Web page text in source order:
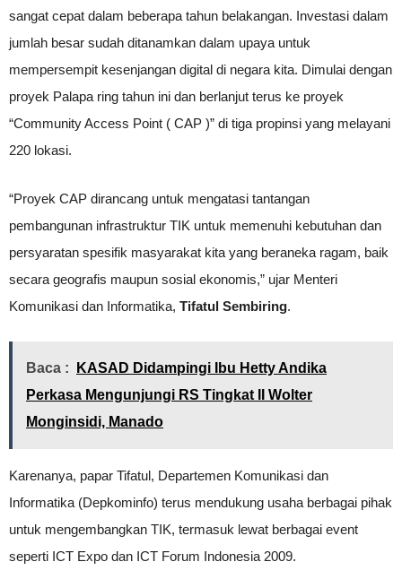
sangat cepat dalam beberapa tahun belakangan. Investasi dalam
jumlah besar sudah ditanamkan dalam upaya untuk
mempersempit kesenjangan digital di negara kita. Dimulai dengan
proyek Palapa ring tahun ini dan berlanjut terus ke proyek
“Community Access Point ( CAP )” di tiga propinsi yang melayani
220 lokasi.
“Proyek CAP dirancang untuk mengatasi tantangan
pembangunan infrastruktur TIK untuk memenuhi kebutuhan dan
persyaratan spesifik masyarakat kita yang beraneka ragam, baik
secara geografis maupun sosial ekonomis,” ujar Menteri
Komunikasi dan Informatika, Tifatul Sembiring.
Baca :
KASAD Didampingi Ibu Hetty Andika
Perkasa Mengunjungi RS Tingkat II Wolter
Monginsidi, Manado
Karenanya, papar Tifatul, Departemen Komunikasi dan
Informatika (Depkominfo) terus mendukung usaha berbagai pihak
untuk mengembangkan TIK, termasuk lewat berbagai event
seperti ICT Expo dan ICT Forum Indonesia 2009.